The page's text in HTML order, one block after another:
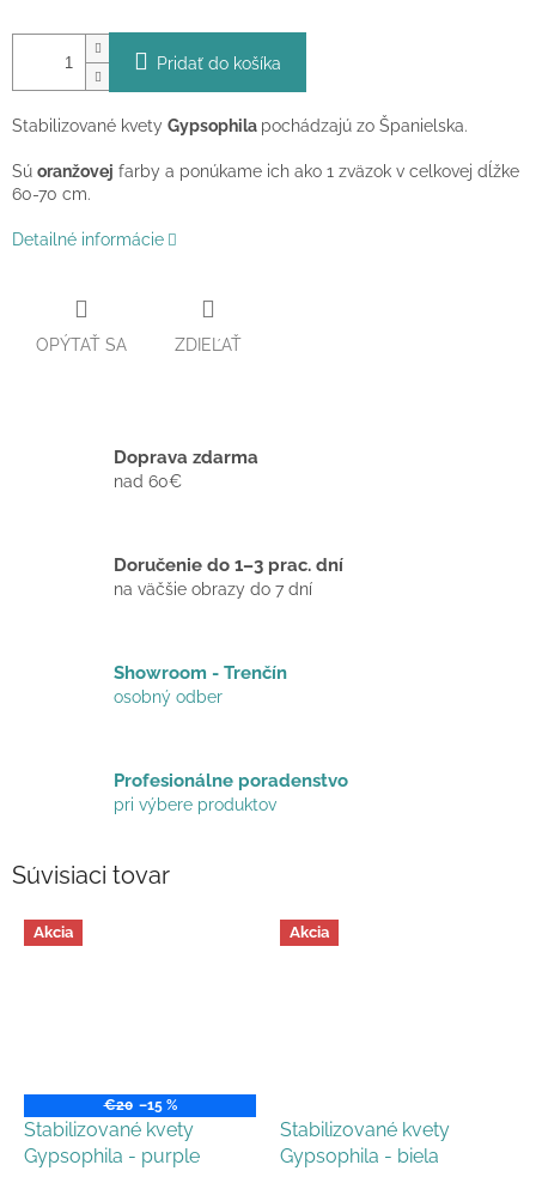
Pridať do košíka
Stabilizované kvety Gypsophila pochádzajú zo Španielska.
Sú oranžovej farby a ponúkame ich ako 1 zväzok v celkovej dĺžke
60-70 cm.
Detailné informácie
OPÝTAŤ SA ZDIEĽAŤ
Doprava zdarma
nad 60€
Doručenie do 1–3 prac. dní
na väčšie obrazy do 7 dní
Showroom - Trenčín
osobný odber
Profesionálne poradenstvo
pri výbere produktov
Súvisiaci tovar
Akcia
€20 –15 %
Stabilizované kvety
Gypsophila - purple
Akcia
Stabilizované kvety
Gypsophila - biela